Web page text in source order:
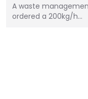
A waste
ordered a 200kg/h…